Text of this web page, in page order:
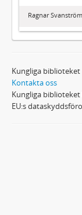
Ragnar
Kungliga biblioteket
Kontakta oss
Kungliga
EU:s